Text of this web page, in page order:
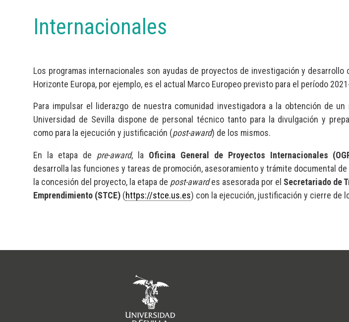
Internacionales
Los programas internacionales son ayudas de proyectos de investigación y desarrollo
Horizonte Europa, por ejemplo, es el actual Marco Europeo previsto para el período
Para impulsar el liderazgo de nuestra comunidad investigadora a la obtención de
Universidad de Sevilla dispone de personal técnico tanto para la divulgación y
como para la ejecución y justificación (post-award) de los mismos.
En la etapa de pre-award, la Oficina General de Proyectos Internacionales
desarrolla las funciones y tareas de promoción, asesoramiento y trámite documental
la concesión del proyecto, la etapa de post-awardes asesorada por el Secretariado de
Emprendimiento (STCE) (https://stce.us.es) con la ejecución, justificación y cierre de